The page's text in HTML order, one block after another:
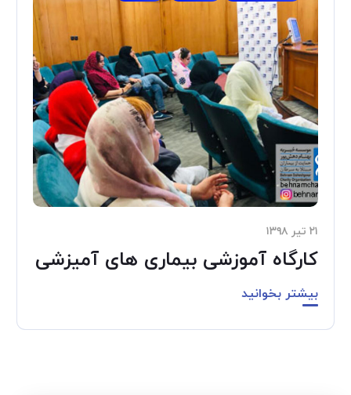
۲۱ تیر ۱۳۹۸
کارگاه آموزشی بیماری های آمیزشی
بیشتر بخوانید